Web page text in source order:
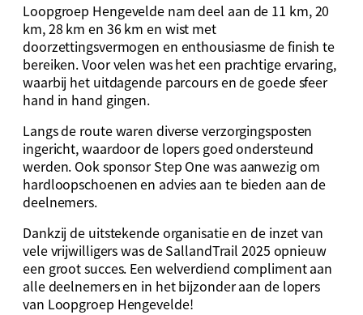
Loopgroep Hengevelde nam deel aan de 11 km, 20
km, 28 km en 36 km en wist met
doorzettingsvermogen en enthousiasme de finish te
bereiken. Voor velen was het een prachtige ervaring,
waarbij het uitdagende parcours en de goede sfeer
hand in hand gingen.
Langs de route waren diverse verzorgingsposten
ingericht, waardoor de lopers goed ondersteund
werden. Ook sponsor Step One was aanwezig om
hardloopschoenen en advies aan te bieden aan de
deelnemers.
Dankzij de uitstekende organisatie en de inzet van
vele vrijwilligers was de SallandTrail 2025 opnieuw
een groot succes. Een welverdiend compliment aan
alle deelnemers en in het bijzonder aan de lopers
van Loopgroep Hengevelde!